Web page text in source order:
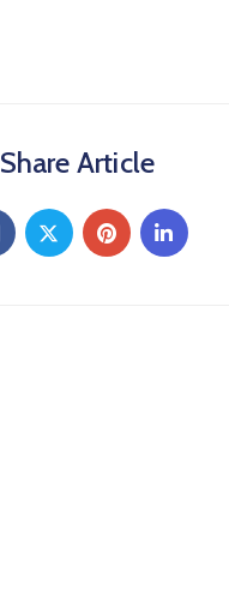
Share Article